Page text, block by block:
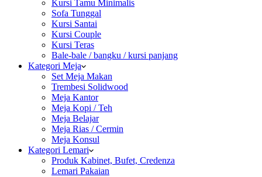
Kursi Tamu Minimalis
Sofa Tunggal
Kursi Santai
Kursi Couple
Kursi Teras
Bale-bale / bangku / kursi panjang
Kategori Meja
Set Meja Makan
Trembesi Solidwood
Meja Kantor
Meja Kopi / Teh
Meja Belajar
Meja Rias / Cermin
Meja Konsul
Kategori Lemari
Produk Kabinet, Bufet, Credenza
Lemari Pakaian